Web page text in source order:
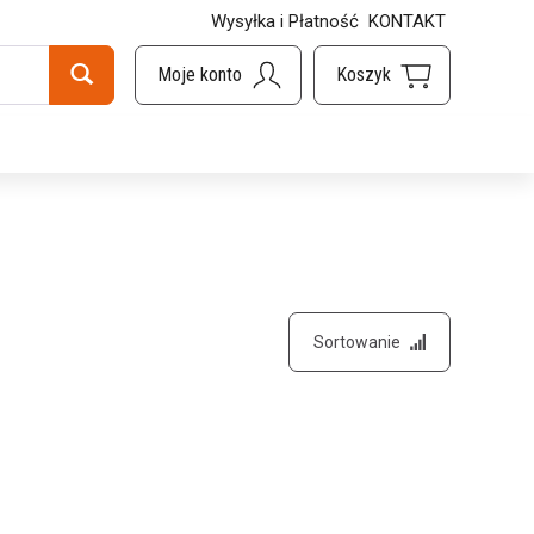
Wysyłka i Płatność KONTAKT
Sortowanie